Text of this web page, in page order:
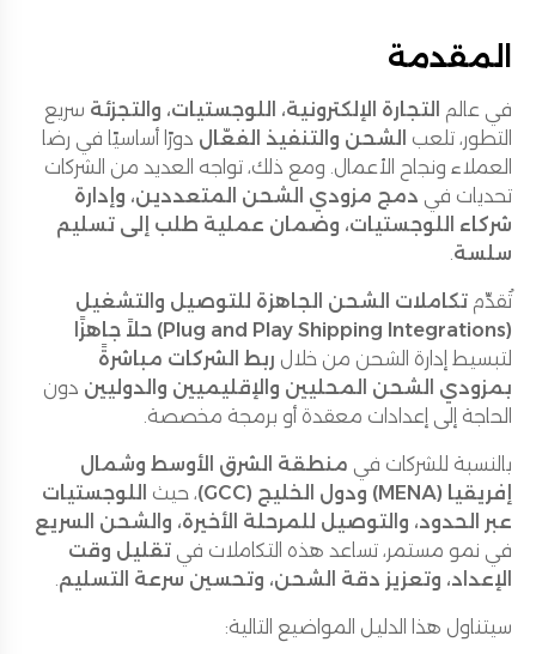
المقدمة
في عالم التجارة الإلكترونية، اللوجستيات، والتجزئة سريع
التطور، تلعب الشحن والتنفيذ الفعّال دورًا أساسيًا في رضا
العملاء ونجاح الأعمال. ومع ذلك، تواجه العديد من الشركات
تحديات في دمج مزودي الشحن المتعددين، وإدارة
شركاء اللوجستيات، وضمان عملية طلب إلى تسليم
سلسة
تُقدِّم تكاملات الشحن الجاهزة للتوصيل والتشغيل
(Plug and Play Shipping Integrations)
حلاً جاهزًا
لتبسيط إدارة الشحن من خلال ربط الشركات مباشرةً
بمزودي الشحن المحليين والإقليميين والدوليين دون
الحاجة إلى إعدادات معقدة أو برمجة مخصصة.
بالنسبة للشركات في منطقة الشرق الأوسط وشمال
إفريقيا (MENA) ودول الخليج (GCC)
، حيث اللوجستيات
عبر الحدود، والتوصيل للمرحلة الأخيرة، والشحن السريع
في نمو مستمر، تساعد هذه التكاملات في تقليل وقت
الإعداد، وتعزيز دقة الشحن، وتحسين سرعة التسليم
سيتناول هذا الدليل المواضيع التالية: